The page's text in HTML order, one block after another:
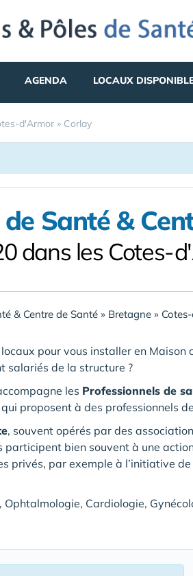
AGENDA LOCAUX
d'Armor » Corlay
Santé &
dans les Cotes-
& Centre de Santé » Bretagne »
pour vous installer en Maison
salariés de la structure ?
les Professionnels de
proposent à des professionnels
, souvent opérés par des
bien souvent à une
privés, par exemple à l’initiative
Cardiologie,